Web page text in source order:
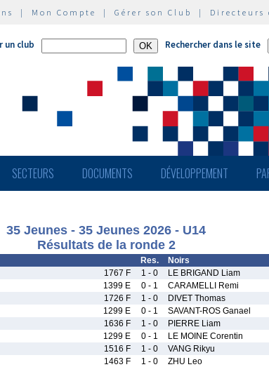
| Mon Compte | Gérer son Club | Directeurs
un club Rechercher dans le site
SECTEURS DOCUMENTS DÉVELOPPEMENT
35 Jeunes - 35 Jeunes 2026 - U14
Résultats de la ronde 2
Res. Noirs
1767 F 1 - 0 LE BRIGAND Liam
1399 E 0 - 1 CARAMELLI Remi
1726 F 1 - 0 DIVET Thomas
1299 E 0 - 1 SAVANT-ROS Ganael
1636 F 1 - 0 PIERRE Liam
1299 E 0 - 1 LE MOINE Corentin
1516 F 1 - 0 VANG Rikyu
1463 F 1 - 0 ZHU Leo